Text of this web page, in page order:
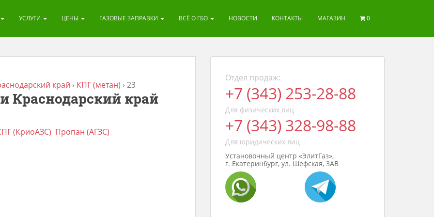
УСЛУГИ ЦЕНЫ ГАЗОВЫЕ ЗАПРАВКИ ВСЁ О ГБО НОВОСТИ КОНТАКТЫ МАГАЗИН 0
край › КПГ (метан) › 23
Краснодарский край
(КриоАЗС) Пропан (АГЗС)
Отдел продаж:
+7 (343) 253-28-88
Для физических лиц
+7 (343) 328-98-88
Для юридических лиц
Установочный центр «ЭлитГаз»,
г. Екатеринбург, ул. Шефская, 3АВ